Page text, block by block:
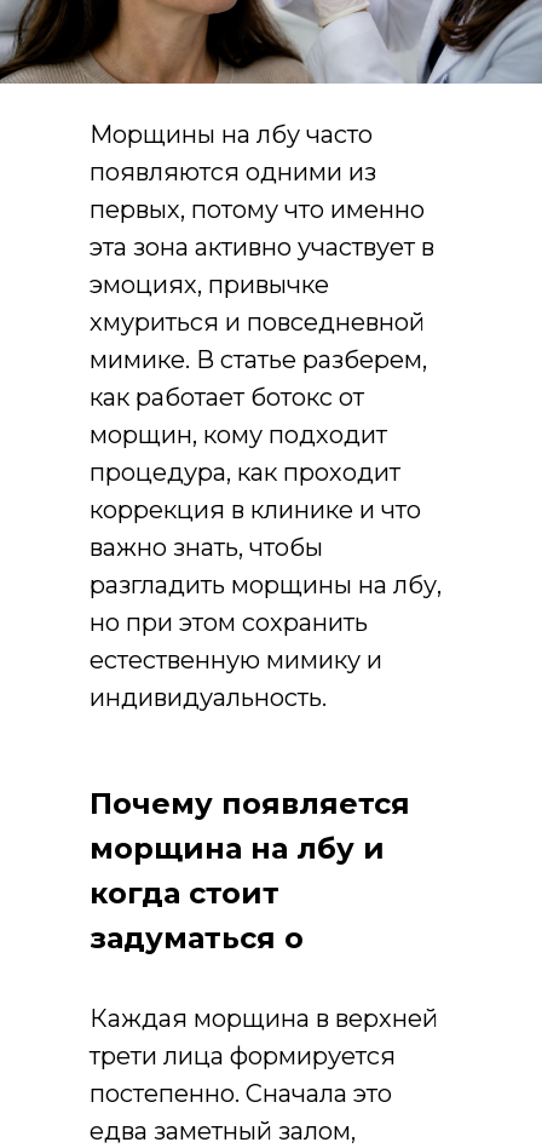
Морщины на лбу часто
появляются одними из
первых, потому что именно
эта зона активно участвует в
эмоциях, привычке
хмуриться и повседневной
мимике. В статье разберем,
как работает ботокс от
морщин, кому подходит
процедура, как проходит
коррекция в клинике и что
важно знать, чтобы
разгладить морщины на лбу,
но при этом сохранить
естественную мимику и
индивидуальность.
Почему появляется
морщина на лбу и
когда стоит
задуматься о
Каждая морщина в верхней
трети лица формируется
постепенно. Сначала это
едва заметный залом,